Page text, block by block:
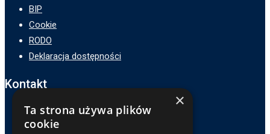
BIP
Cookie
RODO
Deklaracja dostępności
Kontakt
Adres :
ZSP3 w Zamościu
×
Ta strona używa plików
cookie